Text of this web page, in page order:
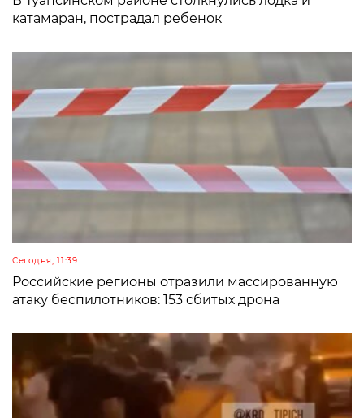
катамаран, пострадал ребенок
Сегодня, 11:39
Российские регионы отразили массированную
атаку беспилотников: 153 сбитых дрона